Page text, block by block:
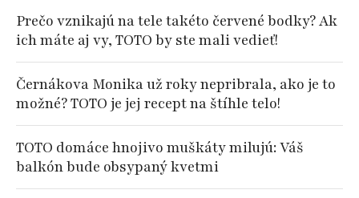
Prečo vznikajú na tele takéto červené bodky? Ak
ich máte aj vy, TOTO by ste mali vedieť!
Černákova Monika už roky nepribrala, ako je to
možné? TOTO je jej recept na štíhle telo!
TOTO domáce hnojivo muškáty milujú: Váš
balkón bude obsypaný kvetmi